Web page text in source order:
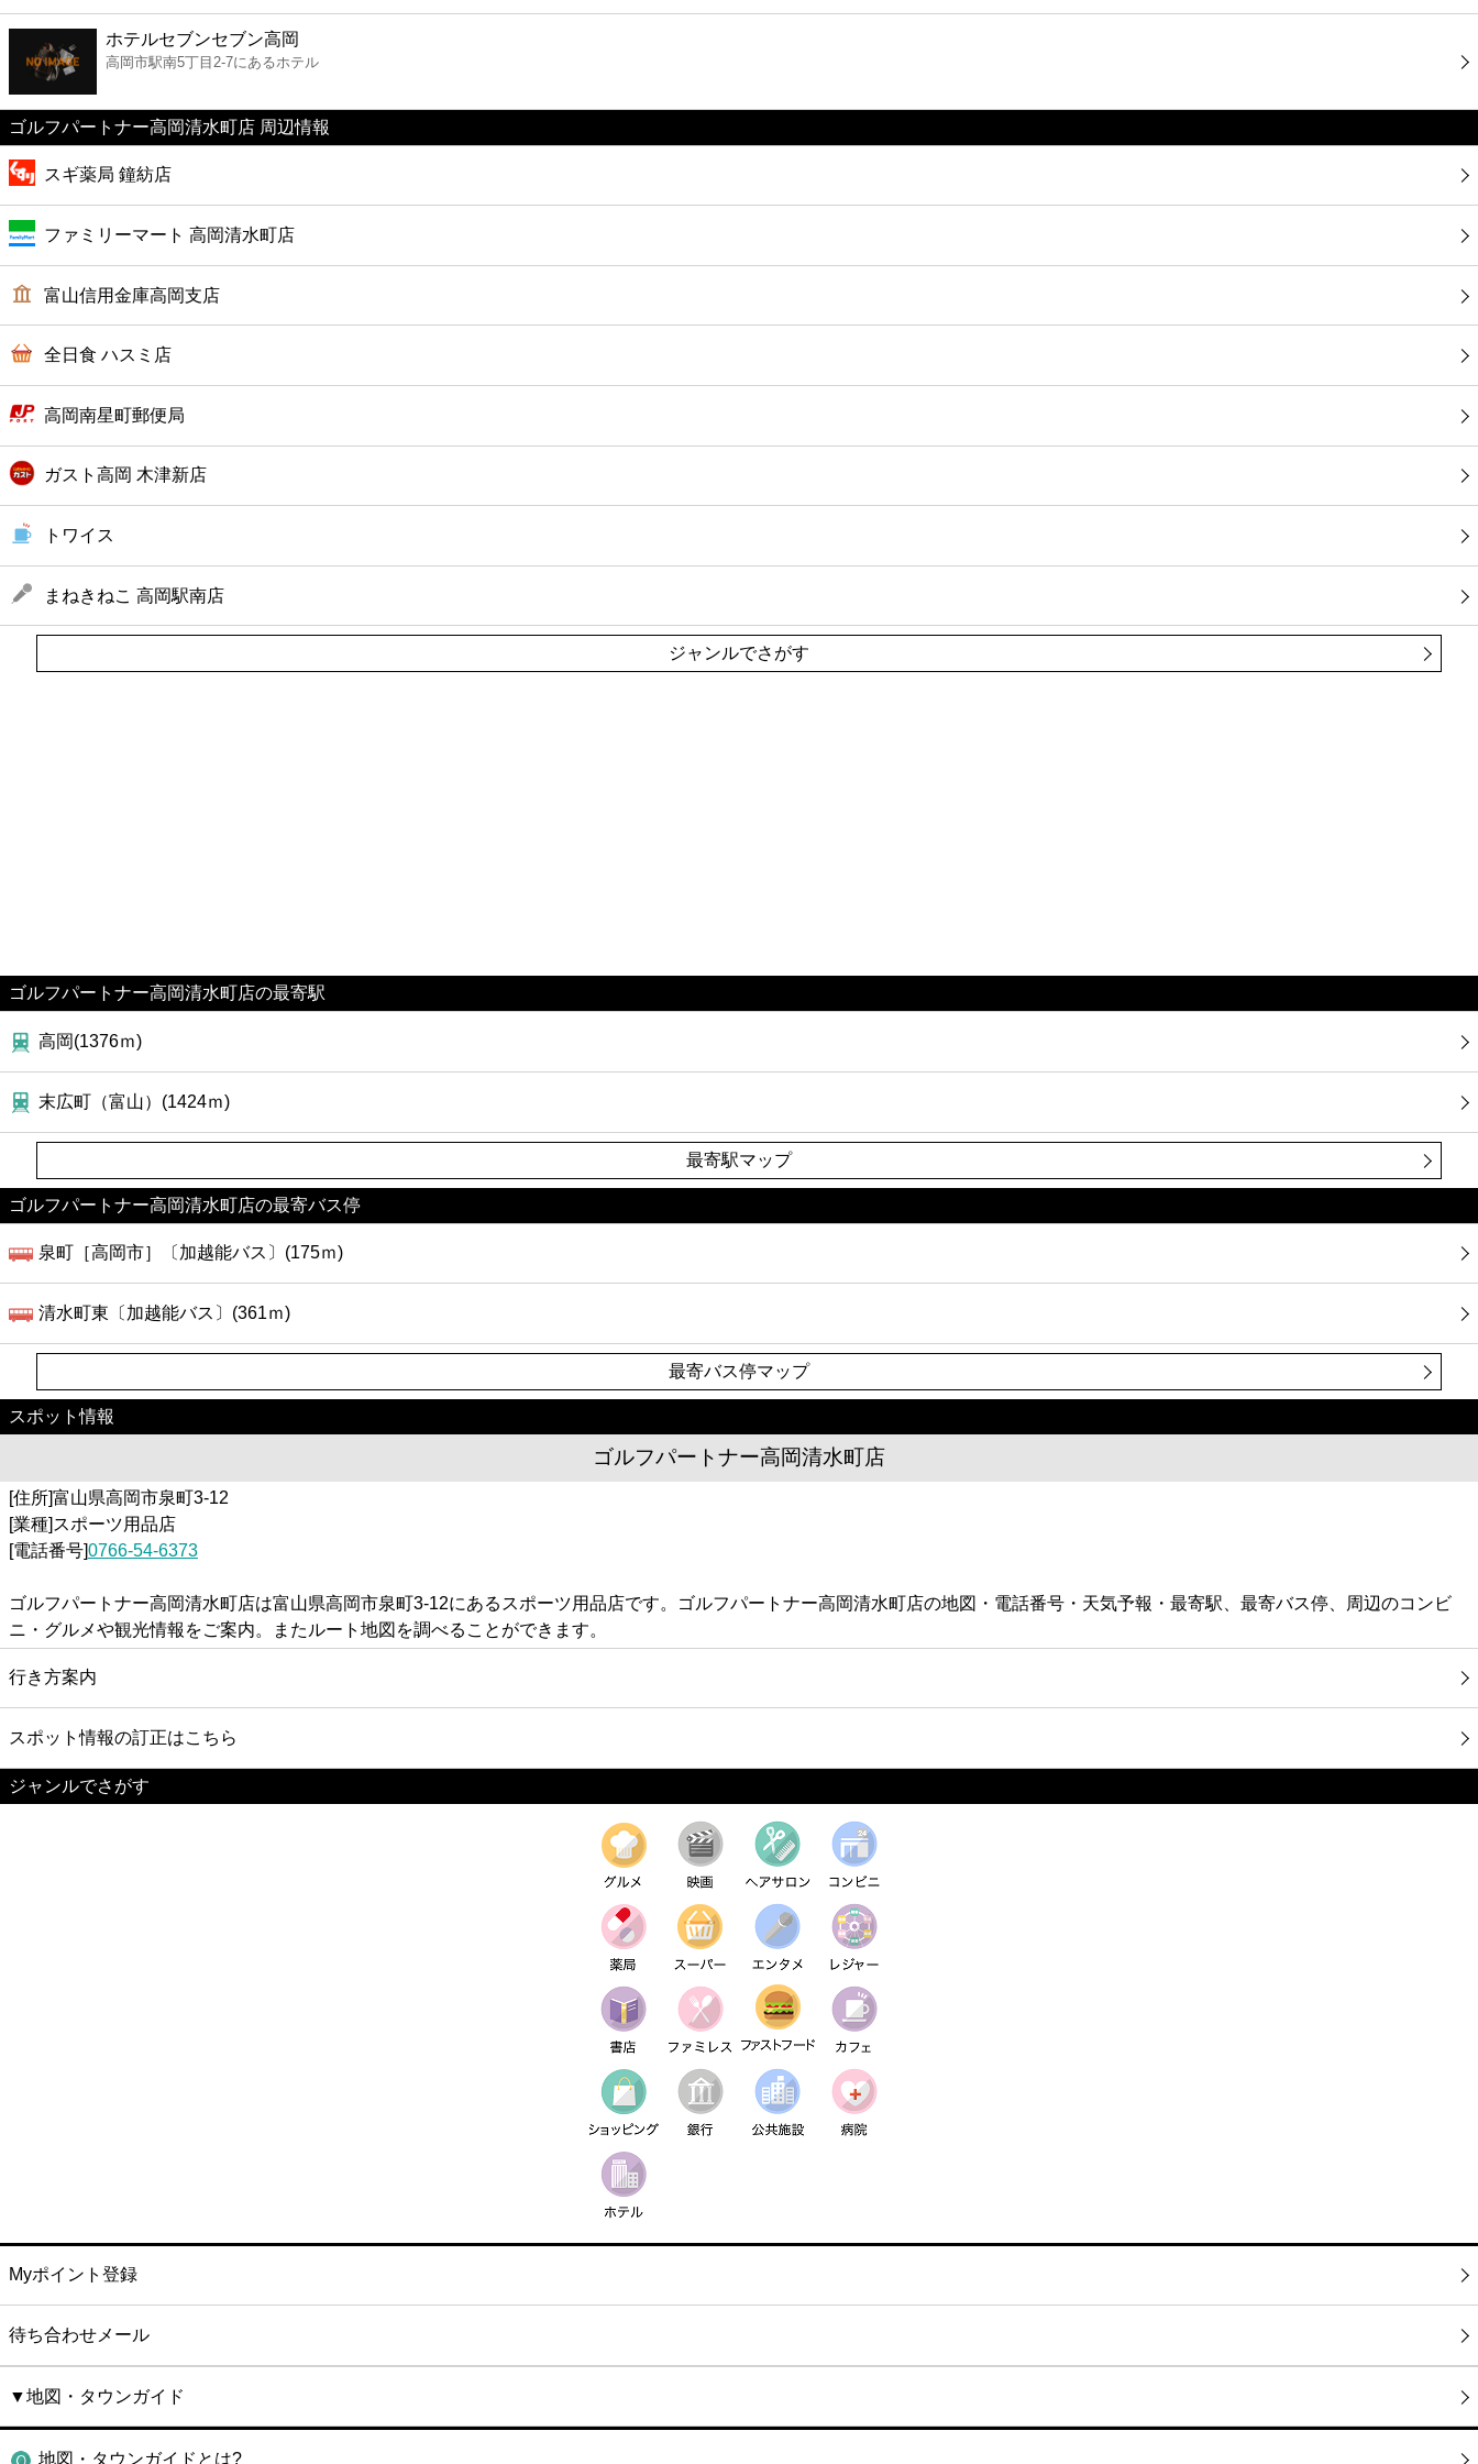
ファーストフード
カフェ
ショッピング
銀行
公共
ホテルセブンセブン高岡
高岡市駅南5丁目2-7にあるホテル
ゴルフパートナー高岡清水町店 周辺情報
スギ薬局 鐘紡店
ファミリーマート 高岡清水町店
富山信用金庫高岡支店
全日食 ハスミ店
高岡南星町郵便局
ガスト高岡 木津新店
トワイス
まねきねこ 高岡駅南店
ジャンルでさがす
ゴルフパートナー高岡清水町店の最寄駅
高岡(1376ｍ)
末広町（富山）(1424ｍ)
最寄駅マップ
ゴルフパートナー高岡清水町店の最寄バス停
泉町［高岡市］〔加越能バス〕(175ｍ)
清水町東〔加越能バス〕(361ｍ)
最寄バス停マップ
スポット情報
ゴルフパートナー高岡清水町店
[住所]富山県高岡市泉町3-12
[業種]スポーツ用品店
[電話番号]0766-54-6373
ゴルフパートナー高岡清水町店は富山県高岡市泉町3-12にあるスポーツ用品店です。ゴルフパートナー高岡清水町店の地図・電話番号・天気予報・最寄駅、最寄バス停、周辺のコンビ
ニ・グルメや観光情報をご案内。またルート地図を調べることができます。
行き方案内
スポット情報の訂正はこちら
ジャンルでさがす
Myポイント登録
待ち合わせメール
▼地図・タウンガイド
地図・タウンガイドとは?